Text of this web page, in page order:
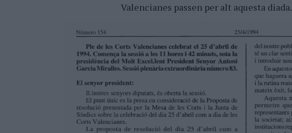
Valencianes passen per alt aquesta diada.